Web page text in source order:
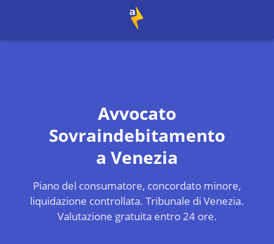
Avvocato
Sovraindebitamento
a Venezia
Piano del consumatore, concordato minore,
liquidazione controllata. Tribunale di Venezia.
Valutazione gratuita entro 24 ore.